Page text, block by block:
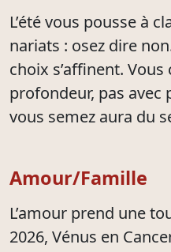
L’été vous pousse à
nariats : osez dire
choix s’affinent.
profondeur, pas avec
vous semez aura du
Amour/Famille
L’amour prend une
2026, Vénus en